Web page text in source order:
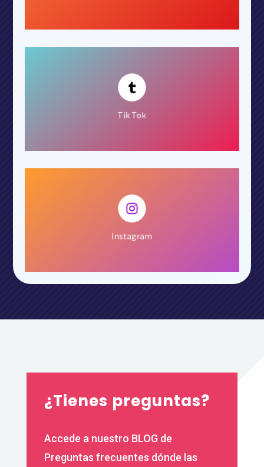

Tik Tok
Seguir

Instagram
Seguir
¿Tienes preguntas?
Accede a nuestro BLOG de
Preguntas frecuentes dónde las